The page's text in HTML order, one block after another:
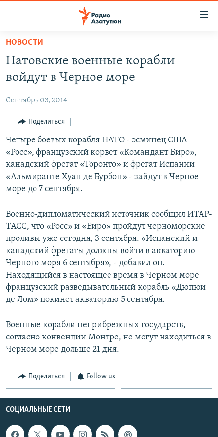
Перейти
основному
содержанию
навигации
Перейти
поиску
ПОЛИТИКА
ОБЩЕСТВО
ЭКОНОМИКА
РЕГИОН
НАГОРНЫЙ КАРАБАХ
КУЛЬТУРА
СПОРТ
АРХИВ
Հայերեն
English
Русский
Все сайты Радио Азатутюн
НОВОСТИ
Натовские военные корабли
войдут в Черное море
Сентябрь 03, 2014
Поделиться
Четыре боевых корабля НАТО - эсминец США
«Росс», французский корвет «Командант Биро»,
канадский фрегат «Торонто» и фрегат Испании
«Альмиранте Хуан де Бурбон» - зайдут в Черное
море до 7 сентября.
Военно-дипломатический источник сообщил ИТАР-
ТАСС, что «Росс» и «Биро» пройдут черноморские
проливы уже сегодня, 3 сентября. «Испанский и
канадский фрегаты должны войти в акваторию
Черного моря 6 сентября», - добавил он.
Находящийся в настоящее время в Черном море
французский разведывательный корабль «Дюпюи
де Лом» покинет акваторию 5 сентября.
Военные корабли неприбрежных государств,
согласно конвенции Монтре, не могут находиться в
Черном море дольше 21 дня.
Поделиться Follow us
СОЦИАЛЬНЫЕ СЕТИ